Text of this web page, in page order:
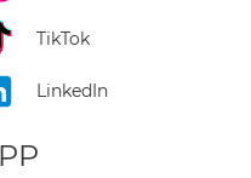
TikTok
LinkedIn